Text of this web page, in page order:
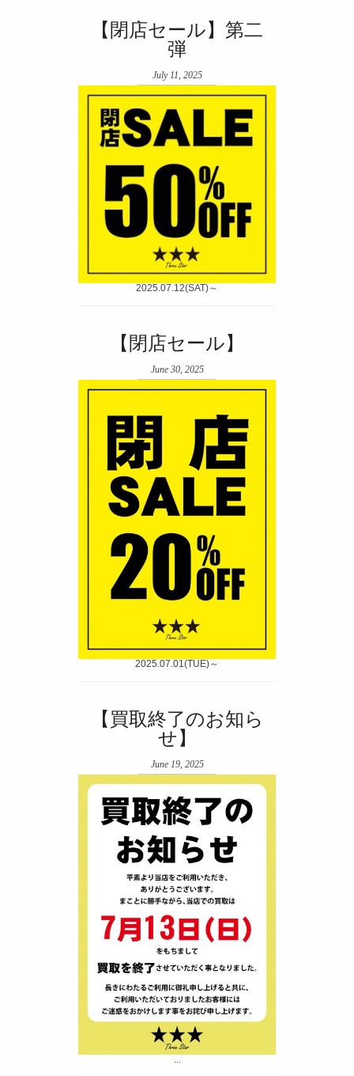
【閉店セール】第二
弾
July 11, 2025
2025.07.12(SAT)～
【閉店セール】
June 30, 2025
2025.07.01(TUE)～
【買取終了のお知ら
せ】
June 19, 2025
...